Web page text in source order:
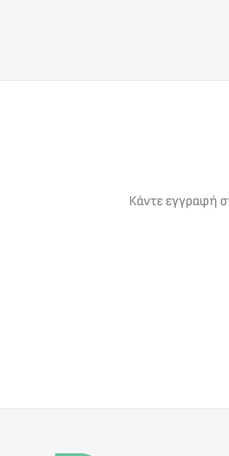
Κάντε εγγραφή